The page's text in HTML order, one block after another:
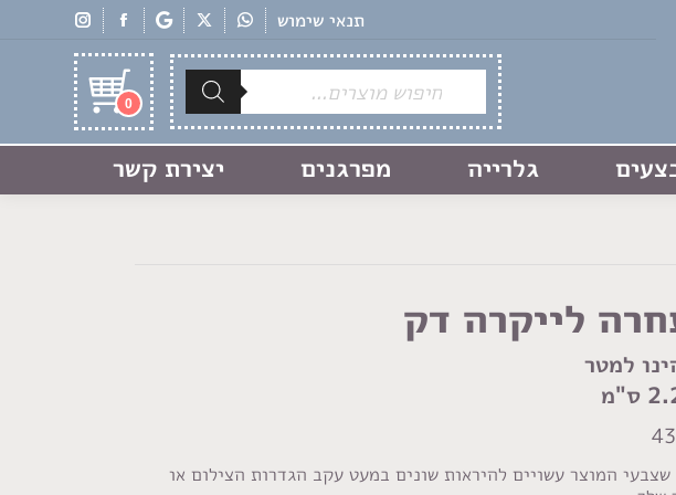
תנאי שימוש
Products
search
0
גלרייה מפרגנים יצירת קשר
לייקרה דק
למטר
המוצר עשויים להיראות שונים במעט עקב הגדרות הצילום או